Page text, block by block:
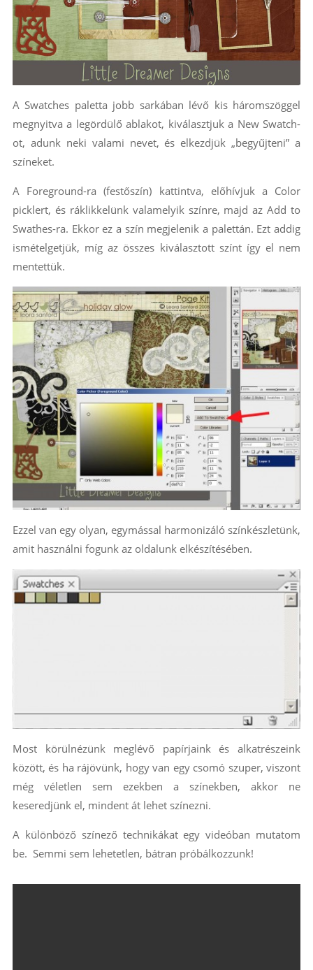
A Swatches paletta jobb sarkában lévő kis háromszöggel
megnyitva a legördülő ablakot, kiválasztjuk a New Swatch-
ot, adunk neki valami nevet, és elkezdjük „begyűjteni” a
színeket.
A Foreground-ra (festőszín) kattintva, előhívjuk a Color
picklert, és ráklikkelünk valamelyik színre, majd az Add to
Swathes-ra. Ekkor ez a szín megjelenik a palettán. Ezt addig
ismételgetjük, míg az összes kiválasztott színt így el nem
mentettük.
Ezzel van egy olyan, egymással harmonizáló színkészletünk,
amit használni fogunk az oldalunk elkészítésében.
Most körülnézünk meglévő papírjaink és alkatrészeink
között, és ha rájövünk, hogy van egy csomó szuper, viszont
még véletlen sem ezekben a színekben, akkor ne
keseredjünk el, mindent át lehet színezni.
A különböző színező technikákat egy videóban mutatom
be. Semmi sem lehetetlen, bátran próbálkozzunk!